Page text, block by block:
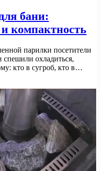
бани:
компактность
парилки посетители
спешили охладиться,
кто в сугроб, кто в…